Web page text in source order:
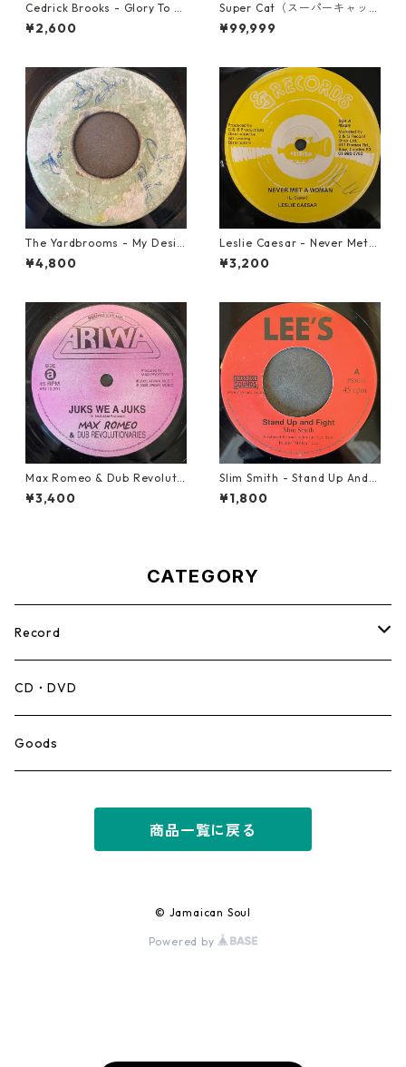
Cedrick Brooks - Glory To S
ounds【7-21786】
¥2,600
Super Cat（スーパーキャッ
ト） - Don Dada【7inch】
¥99,999
The Yardbrooms - My Desir
e【7-21922】
¥4,800
Leslie Caesar - Never Met A
Woman【12-50067】
¥3,200
Max Romeo & Dub Revoluti
onaries - Juks We A Juks【1
0-90000】
¥3,400
Slim Smith - Stand Up And F
ight 【7-21832】
¥1,800
CATEGORY
Record
Mento,Calypso,Ballad
Ska
CD・DVD
Goods
商品一覧に戻る
© Jamaican Soul
Powered by